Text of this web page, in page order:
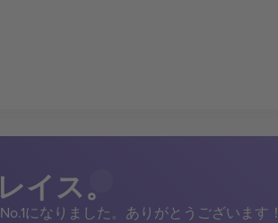
イス。
になりました。ありがとうございます！